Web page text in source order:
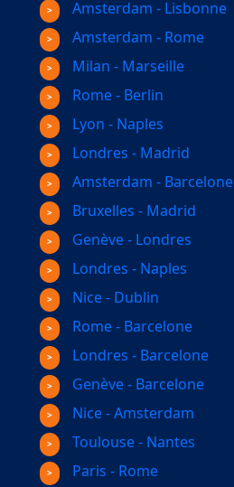
Amsterdam - Lisbonne
Amsterdam - Rome
Milan - Marseille
Rome - Berlin
Lyon - Naples
Londres - Madrid
Amsterdam - Barcelone
Bruxelles - Madrid
Genève - Londres
Londres - Naples
Nice - Dublin
Rome - Barcelone
Londres - Barcelone
Genève - Barcelone
Nice - Amsterdam
Toulouse - Nantes
Paris - Rome